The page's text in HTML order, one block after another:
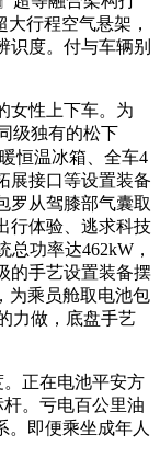
行程空气悬架，
识度。付与车辆别
性上下车。为
级独有的松下
恒温冰箱、全车4
展接口等设置装备
罗从驾膝部气囊取
行体验、逃求科技
功率达462kW，
的手艺设置装备摆
为乘员舱取电池包
力做，底盘手艺
正在电池平安方
。亏电百公里油
。即便乘坐成年人